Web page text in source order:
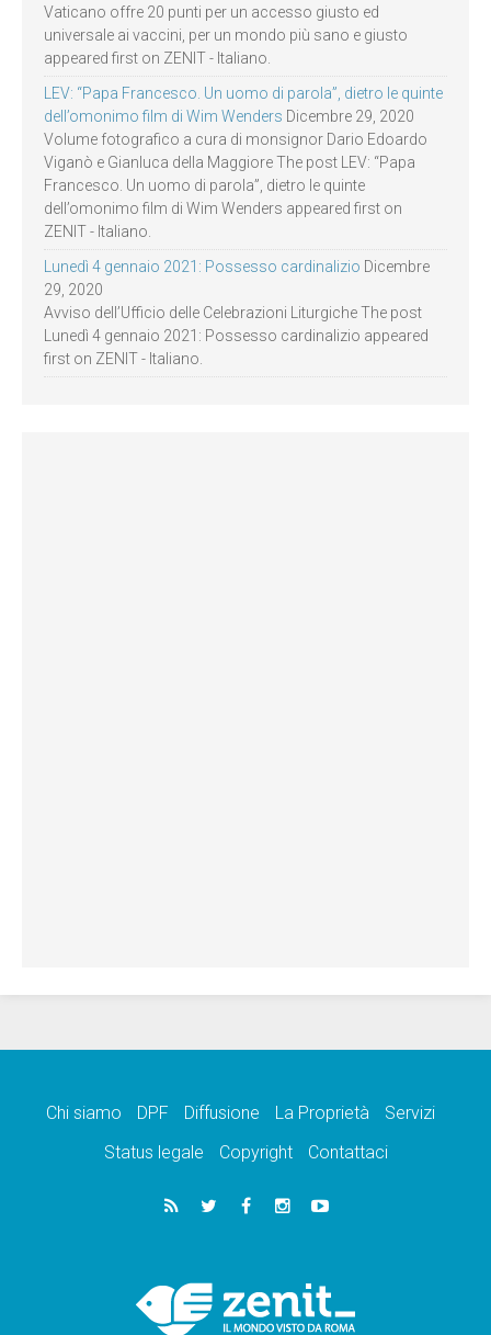
Vaticano offre 20 punti per un accesso giusto ed
universale ai vaccini, per un mondo più sano e giusto
appeared first on ZENIT - Italiano.
LEV: “Papa Francesco. Un uomo di parola”, dietro le quinte
dell’omonimo film di Wim Wenders Dicembre 29, 2020
Volume fotografico a cura di monsignor Dario Edoardo
Viganò e Gianluca della Maggiore The post LEV: “Papa
Francesco. Un uomo di parola”, dietro le quinte
dell’omonimo film di Wim Wenders appeared first on
ZENIT - Italiano.
Lunedì 4 gennaio 2021: Possesso cardinalizio Dicembre
29, 2020
Avviso dell’Ufficio delle Celebrazioni Liturgiche The post
Lunedì 4 gennaio 2021: Possesso cardinalizio appeared
first on ZENIT - Italiano.
Chi siamo DPF Diffusione La Proprietà
Servizi
Status legale
Copyright Contattaci